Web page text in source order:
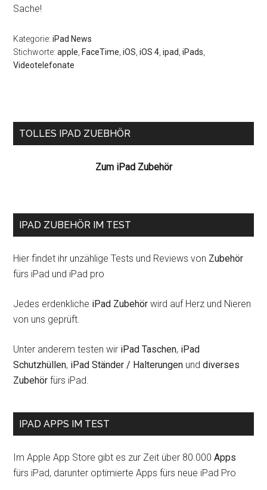
Sache!
Kategorie:iPad News
Stichworte:apple FaceTime ,iOS ,iOS 4 ,ipad ,iPads
Videotelefonate
Seitenspalte
TOLLES IPAD ZUEBHÖR
Zum iPad Zubehör
IPAD ZUBEHÖR IM TEST
Hier findet ihr unzählige Tests und Reviews von Zubehör
fürs iPad und iPad pro
Jedes erdenkliche iPad Zubehör wird auf Herz und Nieren
von uns geprüft.
Unter anderem testen wir iPad Taschen, iPad
Schutzhüllen, iPad Ständer / Halterungen unddiverses
Zubehör fürs iPad.
IPAD APPS IM TEST
Im Apple App Store gibt es zur Zeit über 80.000Apps
fürs iPad, darunter optimierte Apps fürs neue iPad Pro